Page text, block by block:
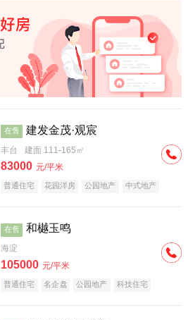
在售 建发金茂·观宸
丰台 建面 111-165㎡
83000 元/平米
普通住宅 花园洋房 公园地产
中式地产
在售 和樾玉鸣
海淀
105000 元/平米
普通住宅 名企盘 公园地产 科技住宅